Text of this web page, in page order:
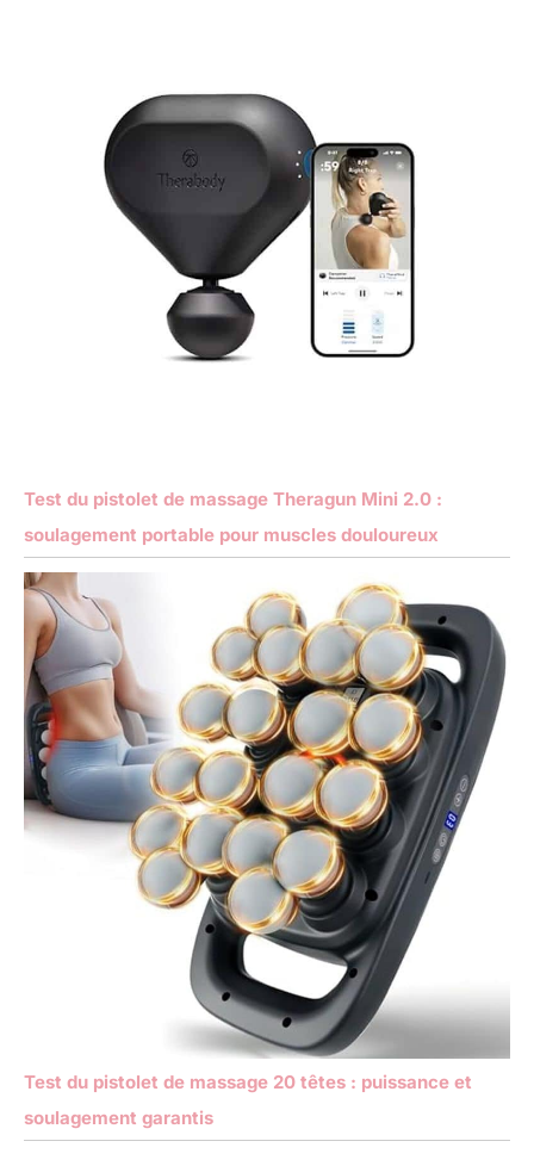
Test du pistolet de massage Theragun Mini 2.0 :
soulagement portable pour muscles douloureux
Test du pistolet de massage 20 têtes : puissance et
soulagement garantis